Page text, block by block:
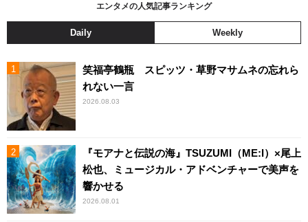
エンタメの人気記事ランキング
Daily Weekly
笑福亭鶴瓶 スピッツ・草野マサムネの忘れら
れない一言
2026.08.03
『モアナと伝説の海』TSUZUMI（ME:I）×尾上
松也、ミュージカル・アドベンチャーで美声を
響かせる
2026.08.01